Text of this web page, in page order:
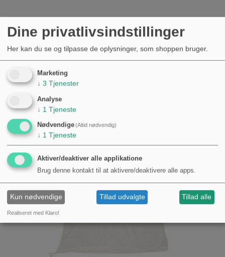
Gærrør til gærspand
15,00 kr.
Dine privatlivsindstillinger
Her kan du se og tilpasse de oplysninger, som shoppen bruger.
Marketing
↓ 3 Tjenester
Analyse
↓ 1 Tjeneste
Nødvendige(Altid nødvendig)
↓ 1 Tjeneste
Aktiver/deaktiver alle applikatione
Brug denne kontakt til at aktivere/deaktivere alle apps.
Kun nødvendige Tillad udvalgte Tillad alle
Realiseret med Klaro!